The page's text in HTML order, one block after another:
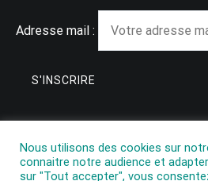
Adresse mail :
Nous utilisons des cookies sur
connaitre notre audience et
sur "Tout accepter", vous